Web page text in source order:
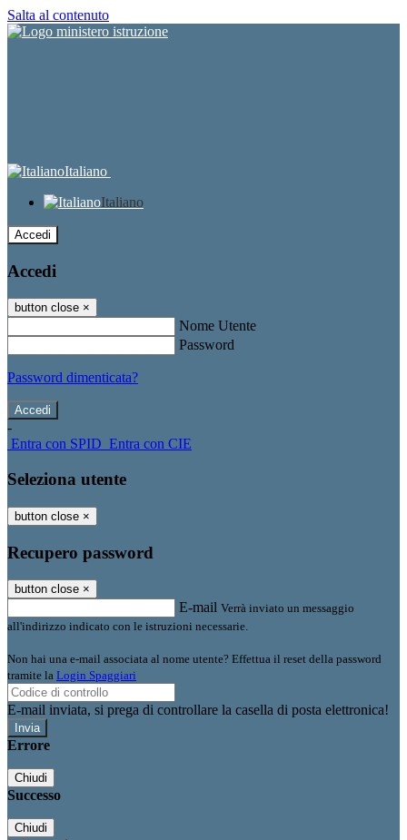
Salta al contenuto
Italiano
Italiano
Accedi
Accedi
button close ×
Nome Utente
Password
Password dimenticata?
-
Entra con SPID Entra con CIE
Seleziona utente
button close ×
Recupero password
button close ×
E-mail Verrà inviato un messaggio
all'indirizzo indicato con le istruzioni necessarie.
Non hai una e-mail associata al nome utente? Effettua il reset della password
tramite la Login Spaggiari
E-mail inviata, si prega di controllare la casella di posta elettronica!
Errore
Chiudi
Successo
Chiudi